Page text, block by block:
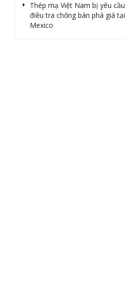
Thép mạ Việt Nam bị yêu cầu
điều tra chống bán phá giá tại
Mexico